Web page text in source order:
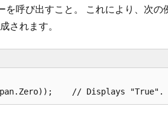
呼び出すこと。 これにより、次の
されます。